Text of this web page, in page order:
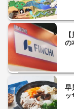
の
早
ッ